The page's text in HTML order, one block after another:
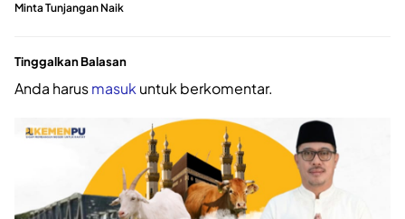
Minta Tunjangan Naik
Tinggalkan Balasan
Anda harusmasuk untuk berkomentar.